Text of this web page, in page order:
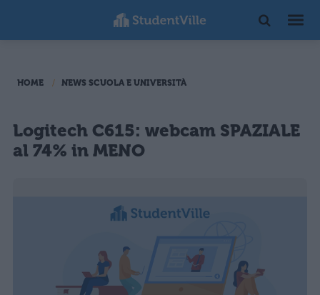
HOME NEWS SCUOLA E UNIVERSITÀ
Logitech C615: webcam SPAZIALE
al 74% in MENO